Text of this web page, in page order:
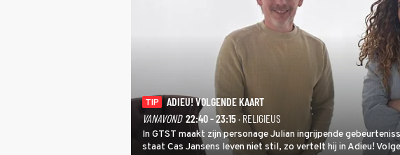
TIP
ADIEU! VOLGENDE KAART
VANAVOND 22:40 - 23:15· RELIGIEUS
In GTST maakt zijn personage Julian ingrijpende
staat Cas Jansens leven niet stil, zo vertelt hij in Adieu!